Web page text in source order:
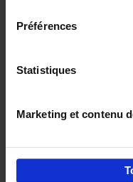
Préférences
Statistiques
Marketing et contenu